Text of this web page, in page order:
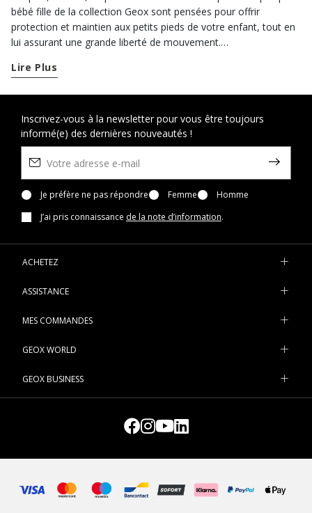
bébé fille de la collection Geox sont pensées pour offrir
protection et maintien aux petits pieds de votre enfant, tout en
lui assurant une grande liberté de mouvement.
Dès que votre petite commence à se déplacer à quatre pattes
Pour les journées à la crèche ou les premiers après-midis dans
la nature, vous pouvez opter pour une paire de chaussures
décontractées : lessneakers
en vente sur geox.com sont un
clin d’œil aux modèles des plus grandes et sont les chaussures
premiers pas idéales pour offrir le bon maintien à votre petite
lors de cette phase si délicate.
Mélange de confort et de tendresse, les chaussures de style
running disponibles dans notre boutique en ligne affichent un
conçues pour offrir à votre petite un bien-être unique et un look
une touche amusante à sa petite garde-robe.
Si vous voulez ajouter aux premiers looks de votre enfant une
dose supplémentaire de confort, de respirabilité et de douceur,
pour bébé fille de la collection Geox.
Pour un événement spécial, misez en revanche sur une paire
chaussettes selon la saison.
Lire Plus
Inscrivez-vous à la newsletter pour vous être toujours
informé(e) des dernières nouveautés !
Je préfère ne pas répondre Femme
Homme
J’ai pris connaissance de la note d’information.
ACHETEZ
ASSISTANCE
MES COMMANDES
GEOX WORLD
GEOX BUSINESS